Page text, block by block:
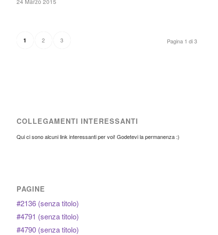
Pagina 1 di 3
1 2 3
COLLEGAMENTI INTERESSANTI
Qui ci sono alcuni link interessanti per voi! Godetevi la permanenza :)
PAGINE
#2136 (senza titolo)
#4791 (senza titolo)
#4790 (senza titolo)